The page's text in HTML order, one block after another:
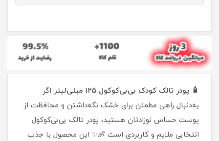
🧴 پودر تالک کودک بی‌بی‌کوکول ۱۲۵ میلی‌لیتر
اگر
به‌دنبال راهی مطمئن برای خشک نگه‌داشتن و محافظت از
پوست حساس نوزادتان هستید، پودر تالک بی‌بی‌کوکول
انتخابی ملایم و کاربردی است 👶✨ این محصول با جذب